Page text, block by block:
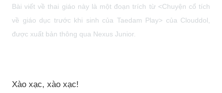
Bài viết về thai giáo này là một đoạn trích từ <Chuyện cổ tích
về giáo dục trước khi sinh của Taedam Play> của Clouddol,
được xuất bản thông qua Nexus Junior.
Xào xạc, xào xạc!